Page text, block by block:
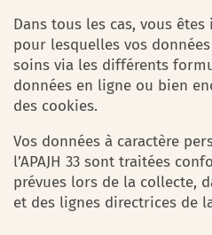
Dans tous les cas, vous
pour lesquelles vos
soins via les différents
données en ligne ou bien
des cookies.
Vos données à caractère
l’APAJH 33 sont traitées
prévues lors de la collecte,
et des lignes directrices de